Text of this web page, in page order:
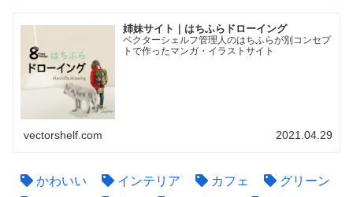
姉妹サイト｜はちふらドローイング
ベクターシェルフ管理人のはちふらが別コンセプ
トで作ったマンガ・イラストサイト
vectorshelf.com 2021.04.29
かわいい インテリア カフェ
グリーン